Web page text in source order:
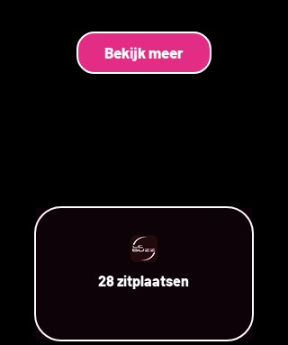
Bekijk meer
28 zitplaatsen